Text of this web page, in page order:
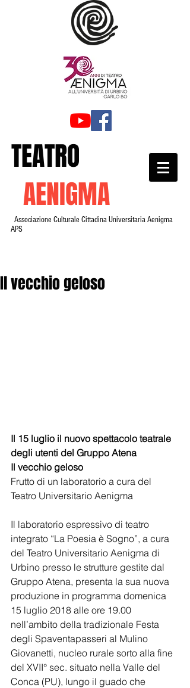
TEATRO
AENIGMA
Associazione Culturale Cittadina Universitaria Aenigma
APS
Il vecchio geloso
Il 15 luglio il nuovo spettacolo teatrale
degli utenti del Gruppo Atena
Il vecchio geloso
Frutto di un laboratorio a cura del
Teatro Universitario Aenigma
Il laboratorio espressivo di teatro
integrato “La Poesia è Sogno”, a cura
del Teatro Universitario Aenigma di
Urbino presso le strutture gestite dal
Gruppo Atena, presenta la sua nuova
produzione in programma domenica
15 luglio 2018 alle ore 19.00
nell’ambito della tradizionale Festa
degli Spaventapasseri al Mulino
Giovanetti, nucleo rurale sorto alla fine
del XVII° sec. situato nella Valle del
Conca (PU), lungo il guado che